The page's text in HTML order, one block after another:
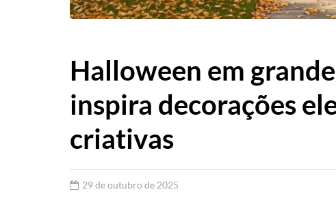
Halloween em
inspira decorações
criativas
29 de outubro de 2025